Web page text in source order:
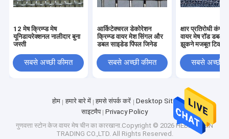
12 मेष क्रिम्प्ड मेष
यूनिडायरेक्शनल नालीदार बुना
जस्ती
सबसे अच्छी कीमत
आर्किटेक्चरल डेकोरेशन
क्रिम्प्ड वायर मेश सिंगल और
डबल साइडेड पिंपल जिनेड
सबसे अच्छी कीमत
क्षार प्रतिरोधी कंपन
वायर मेष रॉड डबल
झुकने मजबूत टिकाऊ
सबसे अच्छी
होम हमारे बारे में हमसे संपर्क करें
Desktop Site
साइटमैप
Privacy Policy
गुणवत्ता स्टोन केज वायर मेषचीन का कारखाना.Copyright © 2026 HEBEI TALIN
TRADING CO.,LTD. All Rights Reserved.